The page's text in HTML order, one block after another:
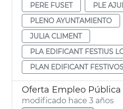
PERE FUSET
PLE
PLENO AYUNTAMIENTO
JULIA CLIMENT
PLA EDIFICANT FESTIUS
PLAN EDIFICANT
Oferta Empleo Pública
modificado hace 3 años